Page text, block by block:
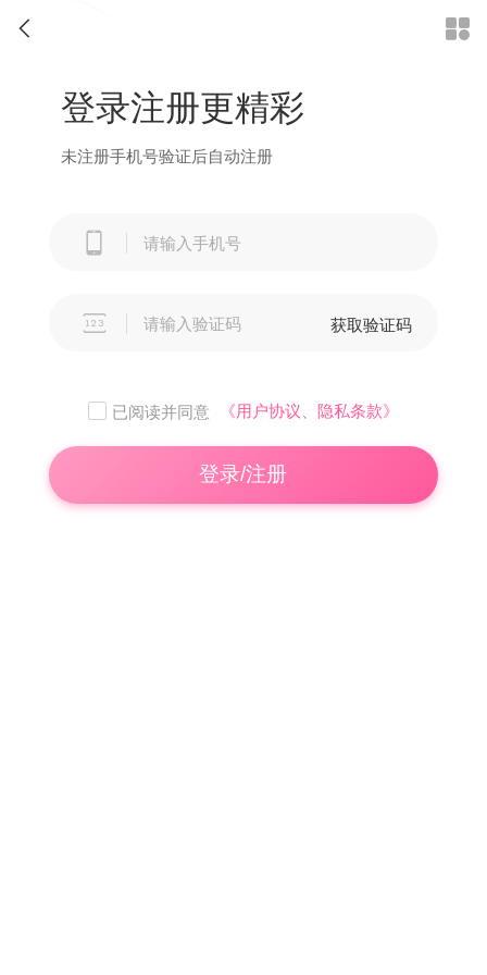

登录注册更精彩
未注册手机号验证后自动注册
 获取验证码
已阅读并同意 《用户协议、隐私条款》
登录/注册
